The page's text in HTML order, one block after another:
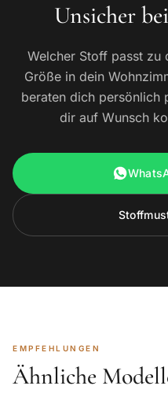
Unsicher
Welcher Stoff passt zu
Größe in dein
beraten dich persönlich
dir auf Wunsch
EMPFEHLUNGEN
Ähnliche